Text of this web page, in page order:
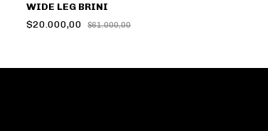
WIDE LEG BRINI
$20.000,00
$61.000,00